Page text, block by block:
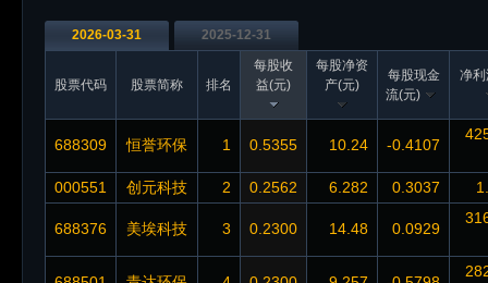
2026-03-31 2025-12-31
股票代码 股票简称 排名
每股收
益(元)
每股净资
产(元)
每股现金
流(元)
净
688309 恒誉环保 1 0.5355 10.24 -0.4107
000551 创元科技 2 0.2562 6.282 0.3037
688376 美埃科技 3 0.2300 14.48 0.0929